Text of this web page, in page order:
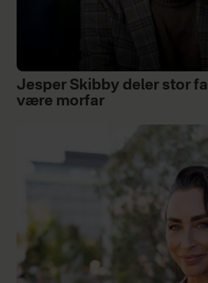
Jesper Skibby deler stor
være morfar